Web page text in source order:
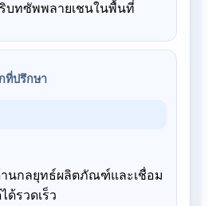
บทซัพพลายเชนในพื้นที่
ที่ปรึกษา
นกลยุทธ์ผลิตภัณฑ์และเชื่อม
ด้รวดเร็ว